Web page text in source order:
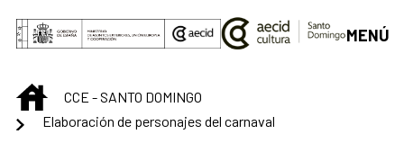
Saltar al contenido principal
MENÚ
INICIOCCE - SANTO DOMINGO
Elaboración de personajes del carnaval